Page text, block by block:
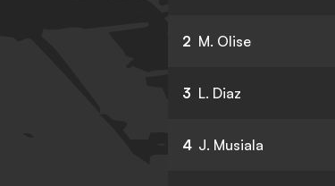
2 M. Olise
3 L. Diaz
4 J. Musiala